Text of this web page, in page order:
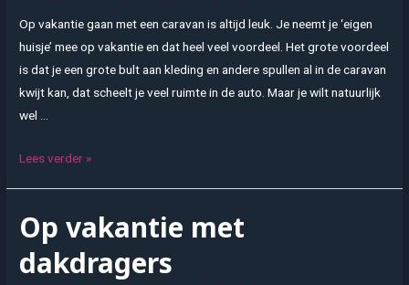
Op vakantie gaan met een caravan is altijd leuk. Je neemt je ‘eigen
huisje’ mee op vakantie en dat heel veel voordeel. Het grote voordeel
is dat je een grote bult aan kleding en andere spullen al in de caravan
kwijt kan, dat scheelt je veel ruimte in de auto. Maar je wilt natuurlijk
wel …
Caravan
Lees verder »
Op vakantie met
dakdragers